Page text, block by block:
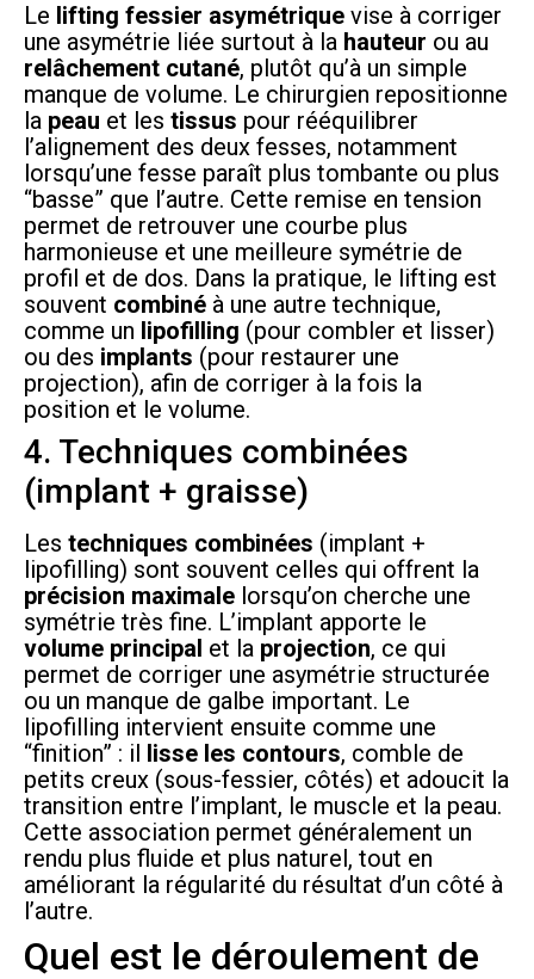
Le lifting fessier asymétrique vise à corriger
une asymétrie liée surtout à la hauteur ou au
relâchement cutané, plutôt qu’à un simple
manque de volume. Le chirurgien repositionne
la peau et les tissus pour rééquilibrer
l’alignement des deux fesses, notamment
lorsqu’une fesse paraît plus tombante ou plus
“basse” que l’autre. Cette remise en tension
permet de retrouver une courbe plus
harmonieuse et une meilleure symétrie de
profil et de dos. Dans la pratique, le lifting est
souvent combiné à une autre technique,
comme un lipofilling (pour combler et lisser)
ou des implants (pour restaurer une
projection), afin de corriger à la fois la
position et le volume.
4. Techniques combinées
(implant + graisse)
Les techniques combinées (implant +
lipofilling) sont souvent celles qui offrent la
précision maximale lorsqu’on cherche une
symétrie très fine. L’implant apporte le
volume principal et la projection, ce qui
permet de corriger une asymétrie structurée
ou un manque de galbe important. Le
lipofilling intervient ensuite comme une
“finition” : il lisse les contours, comble de
petits creux (sous-fessier, côtés) et adoucit la
transition entre l’implant, le muscle et la peau.
Cette association permet généralement un
rendu plus fluide et plus naturel, tout en
améliorant la régularité du résultat d’un côté à
l’autre.
Quel est le déroulement de